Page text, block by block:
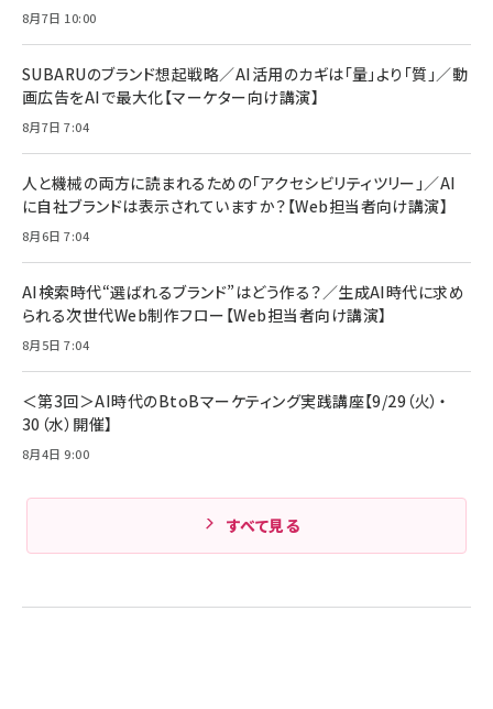
8月7日 10:00
SUBARUのブランド想起戦略／AI活用のカギは「量」より「質」／動
画広告をAIで最大化【マーケター向け講演】
8月7日 7:04
人と機械の両方に読まれるための「アクセシビリティツリー」／AI
に自社ブランドは表示されていますか？【Web担当者向け講演】
8月6日 7:04
AI検索時代“選ばれるブランド”はどう作る？／生成AI時代に求め
られる次世代Web制作フロー【Web担当者向け講演】
8月5日 7:04
＜第3回＞AI時代のBtoBマーケティング実践講座【9/29（火）・
30（水）開催】
8月4日 9:00
すべて見る